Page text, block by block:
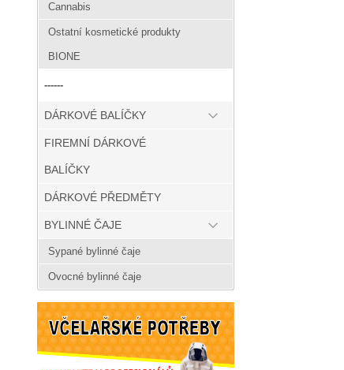
Cannabis
Ostatní kosmetické produkty
BIONE
------
DÁRKOVÉ BALÍČKY
FIREMNÍ DÁRKOVÉ
BALÍČKY
DÁRKOVÉ PŘEDMĚTY
BYLINNÉ ČAJE
Sypané bylinné čaje
Ovocné bylinné čaje